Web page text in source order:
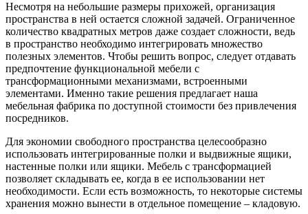
Несмотря на небольшие размеры прихожей, организация
пространства в ней остается сложной задачей. Ограниченное
количество квадратных метров даже создает сложности, ведь
в пространство необходимо интегрировать множество
полезных элементов. Чтобы решить вопрос, следует отдавать
предпочтение функциональной мебели с
трансформационными механизмами, встроенными
элементами. Именно такие решения предлагает наша
мебельная фабрика по доступной стоимости без привлечения
посредников.
Для экономии свободного пространства целесообразно
использовать интегрированные полки и выдвижные ящики,
настенные полки или ящики. Мебель с трансформацией
позволяет складывать ее, когда в ее использовании нет
необходимости. Если есть возможность, то некоторые системы
хранения можно вынести в отдельное помещение – кладовую.